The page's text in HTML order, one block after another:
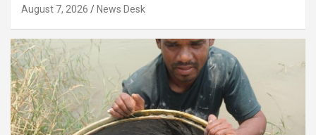
August 7, 2026 News Desk